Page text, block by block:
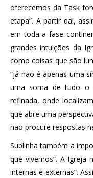
oferecemos da Task
etapa”. A partir daí,
em toda a fase
grandes intuições da
como coisas que são
“já não é apenas uma
uma soma de tudo o
refinada, onde
que abre uma
não procure respostas
Sublinha também a
que vivemos”. A Igreja
internas e externas”.